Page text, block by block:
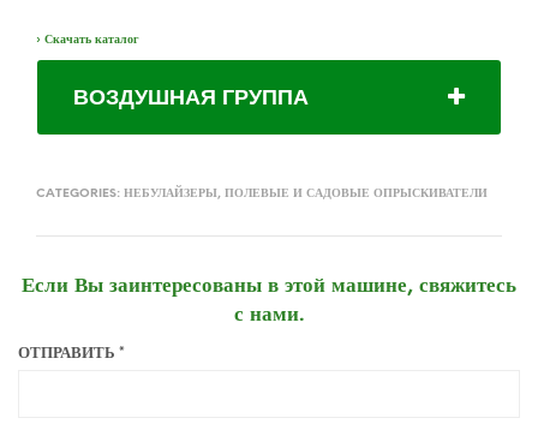
› Скачать каталог
ВОЗДУШНАЯ ГРУППА
CATEGORIES: НЕБУЛАЙЗЕРЫ, ПОЛЕВЫЕ И САДОВЫЕ ОПРЫСКИВАТЕЛИ
Если Вы заинтересованы в этой машине, свяжитесь
с нами.
ОТПРАВИТЬ *